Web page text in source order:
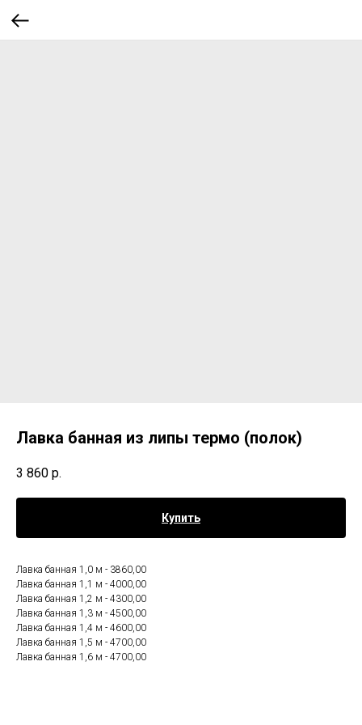
Лавка банная из липы термо (полок)
3 860 р.
Купить
Лавка банная 1,0 м - 3860,00
Лавка банная 1,1 м - 4000,00
Лавка банная 1,2 м - 4300,00
Лавка банная 1,3 м - 4500,00
Лавка банная 1,4 м - 4600,00
Лавка банная 1,5 м - 4700,00
Лавка банная 1,6 м - 4700,00